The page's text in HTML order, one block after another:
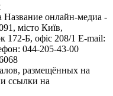
Название онлайн-медиа -
місто Київ,
Б, офіс 208/1 E-mail:
044-205-43-00
размещённых на
ссылки на